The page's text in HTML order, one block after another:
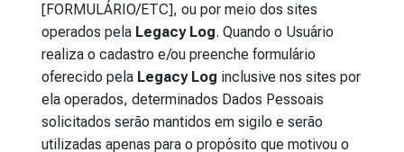
[FORMULÁRIO/ETC], ou por meio dos sites
operados pela Legacy Log. Quando o Usuário
realiza o cadastro e/ou preenche formulário
oferecido pela Legacy Log inclusive nos sites por
ela operados, determinados Dados Pessoais
solicitados serão mantidos em sigilo e serão
utilizadas apenas para o propósito que motivou o